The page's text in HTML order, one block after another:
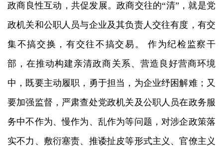
政商良性互动，共促发展。政商交往的“清”，就是党
政机关和公职人员与企业及其负责人交往有度，有交
集不搞交换，有交往不搞交易。
作为纪检监察干
部，在推动构建亲清政商关系、营造良好营商环境
中，既要主动履职，勇于担当，为企业纾困解难；又
要加强监督，严肃查处党政机关及公职人员在政务服
务中不作为、慢作为、乱作为等问题，对涉企政策落
实不力、敷衍塞责、推诿扯皮等形式主义、官僚主义